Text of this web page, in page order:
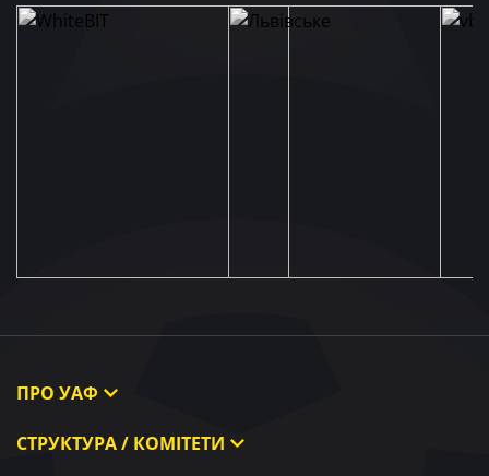
ПРО УАФ
Про УАФ
СТРУКТУРА / КОМІТЕТИ